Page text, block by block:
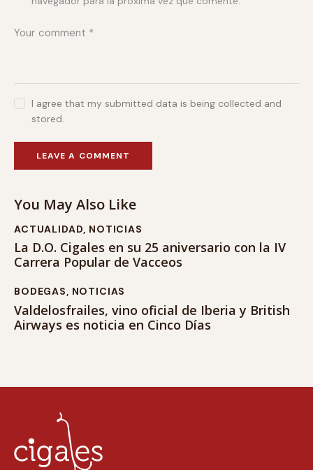
I agree that my submitted data is being collected and
stored.
You May Also Like
ACTUALIDAD, NOTICIAS
La D.O. Cigales en su 25 aniversario con la IV
Carrera Popular de Vacceos
BODEGAS, NOTICIAS
Valdelosfrailes, vino oficial de Iberia y British
Airways es noticia en Cinco Días